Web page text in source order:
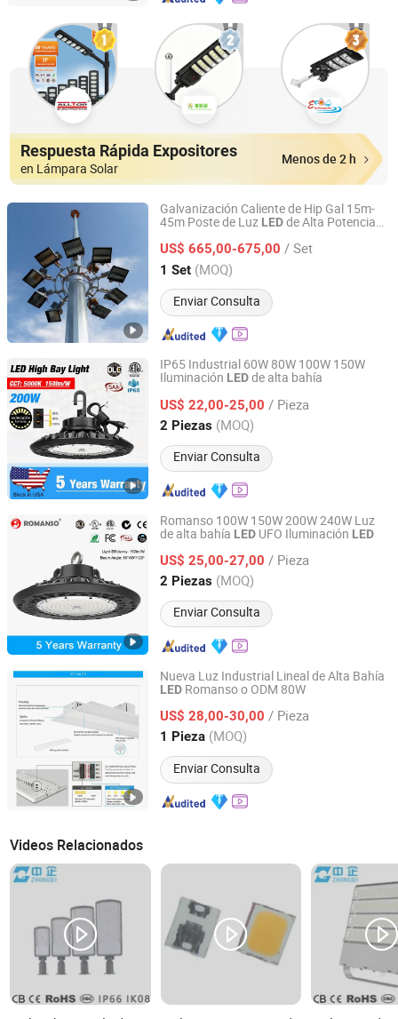
Respuesta Rápida Expositores
en Lámpara Solar
Menos de 2 h
Galvanización Caliente de Hip Gal 15m-
45m Poste de Luz LEDde Alta Potencia
US$ 665,00-675,00 / Set
1 Set (MOQ)
Enviar Consulta
Yangzhou Tengfei Steel Lighting Equipment Co., Ltd
Jiangsu, China Desde 2025
IP65 Industrial 60W 80W 100W 150W
Iluminación LEDde alta bahía
US$ 22,00-25,00 / Pieza
2 Piezas (MOQ)
Enviar Consulta
Shenzhen Romanso Electronic Co., Ltd.
Guangdong, China Desde 2021
Romanso 100W 150W 200W 240W Luz
de alta bahía LED UFO Iluminación LED
US$ 25,00-27,00 / Pieza
2 Piezas (MOQ)
Enviar Consulta
Shenzhen Romanso Electronic Co., Ltd.
Guangdong, China Desde 2021
Nueva Luz Industrial Lineal de Alta Bahía
LED Romanso o ODM 80W
US$ 28,00-30,00 / Pieza
1 Pieza (MOQ)
Enviar Consulta
Shenzhen Romanso Electronic Co., Ltd.
Guangdong, China Desde 2021
Videos Relacionados